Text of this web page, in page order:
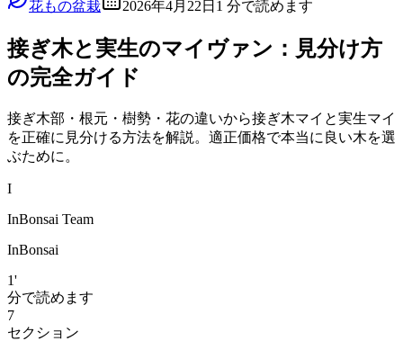
花もの盆栽
2026年4月22日 1 分で読めます
接ぎ木と実生のマイヴァン：見分け方
の完全ガイド
接ぎ木部・根元・樹勢・花の違いから接ぎ木マイと実生マイ
を正確に見分ける方法を解説。適正価格で本当に良い木を選
ぶために。
I
InBonsai Team
InBonsai
1'
分で読めます
7
セクション